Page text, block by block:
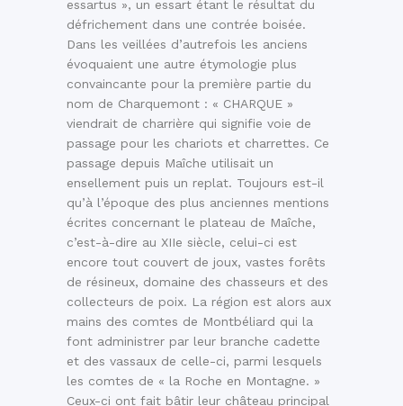
essartus », un essart étant le résultat du
défrichement dans une contrée boisée.
Dans les veillées d’autrefois les anciens
évoquaient une autre étymologie plus
convaincante pour la première partie du
nom de Charquemont : « CHARQUE »
viendrait de charrière qui signifie voie de
passage pour les chariots et charrettes. Ce
passage depuis Maîche utilisait un
ensellement puis un replat. Toujours est-il
qu’à l’époque des plus anciennes mentions
écrites concernant le plateau de Maîche,
c’est-à-dire au XIIe siècle, celui-ci est
encore tout couvert de joux, vastes forêts
de résineux, domaine des chasseurs et des
collecteurs de poix. La région est alors aux
mains des comtes de Montbéliard qui la
font administrer par leur branche cadette
et des vassaux de celle-ci, parmi lesquels
les comtes de « la Roche en Montagne. »
Ceux-ci ont fait bâtir leur château principal